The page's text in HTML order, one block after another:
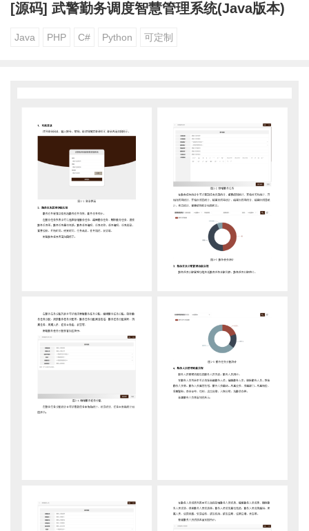
[源码] 武警勤务调度智慧管理系统(Java版本)
Java PHP C# Python 可定制